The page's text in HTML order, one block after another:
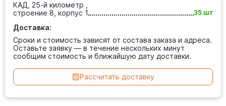
КАД, 25-й километр ,
строение 8, корпус 1
35 шт
Доставка:
Сроки и стоимость зависят от состава заказа и адреса.
Оставьте заявку — в течение нескольких минут
сообщим стоимость и ближайшую дату доставки.
Рассчитать доставку